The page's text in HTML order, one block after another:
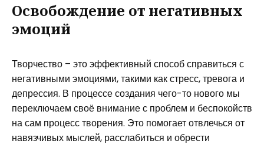
Освобождение от негативных
эмоций
Творчество – это эффективный способ справиться с
негативными эмоциями, такими как стресс, тревога и
депрессия. В процессе создания чего-то нового мы
переключаем своё внимание с проблем и беспокойств
на сам процесс творения. Это помогает отвлечься от
навязчивых мыслей, расслабиться и обрести